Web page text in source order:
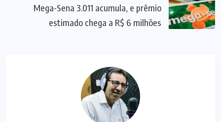
Mega-Sena 3.011 acumula, e prêmio
estimado chega a R$ 6 milhões